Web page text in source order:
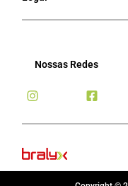
Nossas Redes